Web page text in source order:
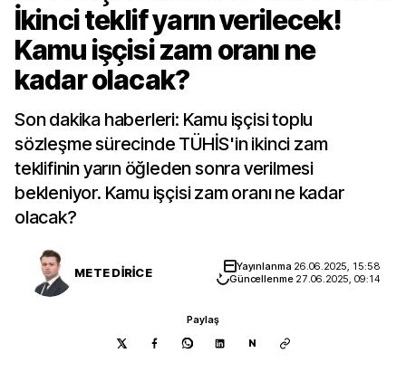
İkinci teklif yarın verilecek!
Kamu işçisi zam oranı ne
kadar olacak?
Son dakika haberleri: Kamu işçisi toplu
sözleşme sürecinde TÜHİS'in ikinci zam
teklifinin yarın öğleden sonra verilmesi
bekleniyor. Kamu işçisi zam oranı ne kadar
olacak?
METE DİRİCE Yayınlanma 26.06.2025, 15:58
Güncellenme 27.06.2025, 09:14
Paylaş
N